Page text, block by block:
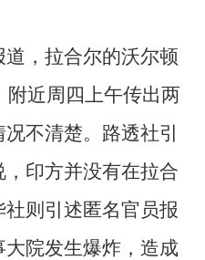
，拉合尔的沃尔顿
附近周四上午传出两
不清楚。路透社引
印方并没有在拉合
则引述匿名官员报
院发生爆炸，造成